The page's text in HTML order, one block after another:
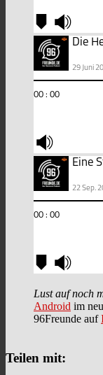
Lust auf noch
Android im
96Freunde auf
Teilen mit: